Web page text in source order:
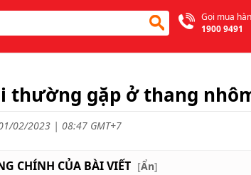
Gọi mua
1900 9491
thường gặp ở thang
02/2023 | 08:47 GMT+7
CHÍNH CỦA BÀI VIẾT [Ẩn]